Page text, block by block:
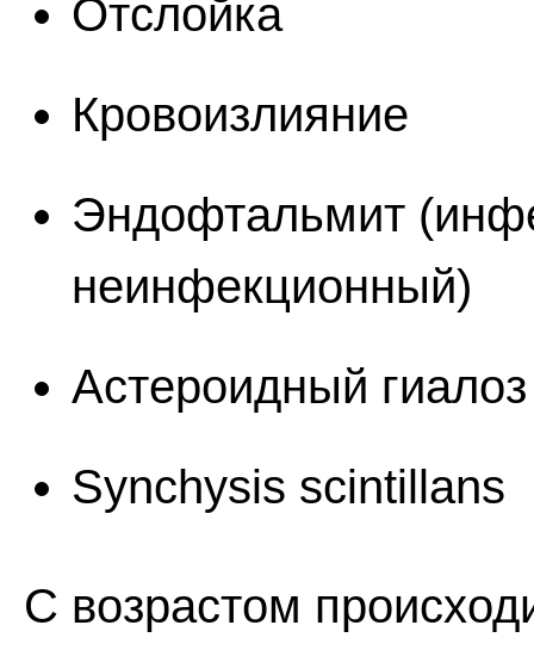
Отслойка
Кровоизлияние
Эндофтальмит
неинфекционный)
Астероидный гиалоз
Synchysis scintillans
С возрастом